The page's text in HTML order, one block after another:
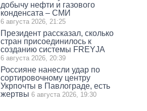
добычу нефти и газового
конденсата – СМИ
6 августа 2026, 21:25
Президент рассказал, сколько
стран присоединилось к
созданию системы FREYJA
6 августа 2026, 20:39
Россияне нанесли удар по
сортировочному центру
Укрпочты в Павлограде, есть
жертвы 6 августа 2026, 19:30